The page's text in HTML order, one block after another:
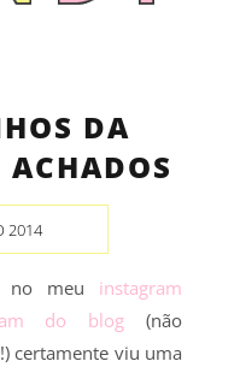
DA
ACHADOS
2014
no meu instagram
do blog (não
certamente viu uma